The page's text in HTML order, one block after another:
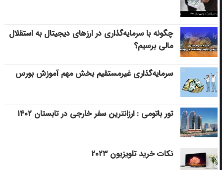
چگونه با سرمایه‌گذاری در ارزهای دیجیتال به استقلال
مالی برسیم؟
سرمایه‌گذاری غیرمستقیم بخش مهم آموزش بورس
تور باتومی : ارزانترین سفر خارجی در تابستان ۱۴۰۲
نکات خرید تلویزیون ۲۰۲۳